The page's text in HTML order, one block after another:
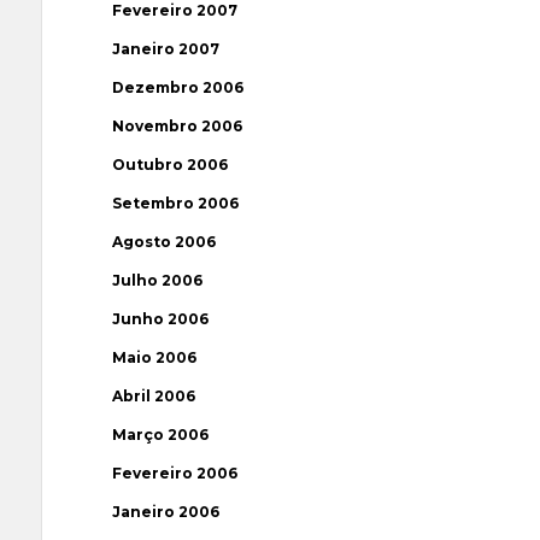
Fevereiro 2007
Janeiro 2007
Dezembro 2006
Novembro 2006
Outubro 2006
Setembro 2006
Agosto 2006
Julho 2006
Junho 2006
Maio 2006
Abril 2006
Março 2006
Fevereiro 2006
Janeiro 2006